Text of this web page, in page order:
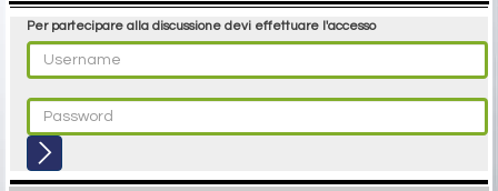
Per partecipare alla discussione devi effettuare l'accesso